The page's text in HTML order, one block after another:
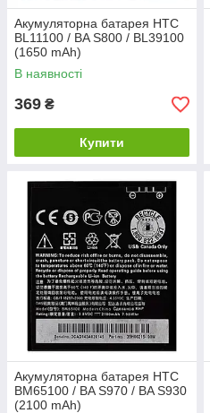
Акумуляторна батарея HTC
BL11100 / BA S800 / BL39100
(1650 mAh)
В наявності
369 ₴
Купити
Акумуляторна батарея HTC
BM65100 / BA S970 / BA S930
(2100 mAh)